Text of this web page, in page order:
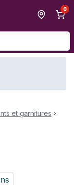
0
et garnitures